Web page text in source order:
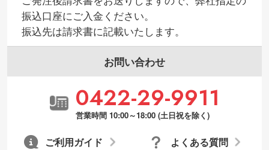
振込口座にご入金ください。
振込先は請求書に記載いたします。
お問い合わせ
0422-29-9911
営業時間 10:00～18:00 (土日祝を除く)
よくある質問
ご利用ガイド